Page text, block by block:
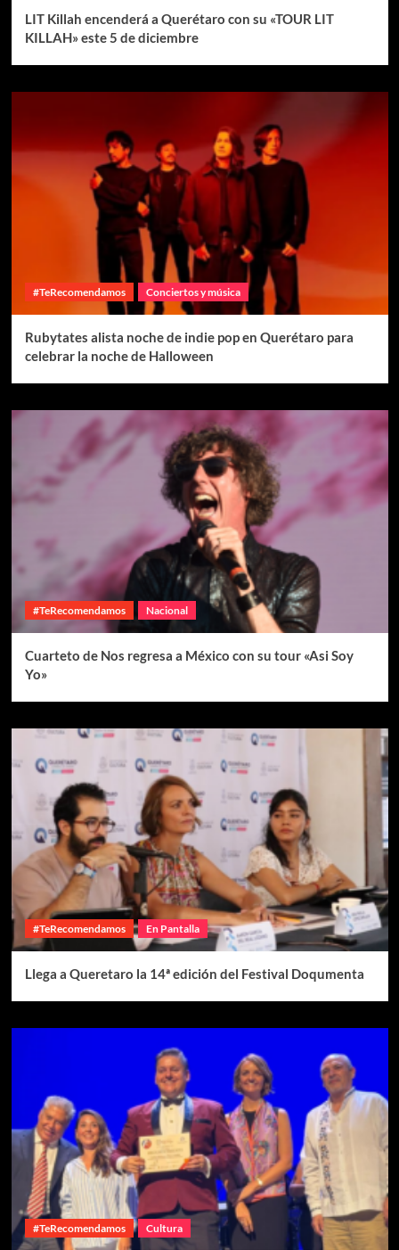
LIT Killah encenderá a Querétaro con su «TOUR LIT
KILLAH» este 5 de diciembre
#TeRecomendamos Conciertos y música
Rubytates alista noche de indie pop en Querétaro para
celebrar la noche de Halloween
#TeRecomendamos Nacional
Cuarteto de Nos regresa a México con su tour «Asi Soy
Yo»
#TeRecomendamos En Pantalla
Llega a Queretaro la 14ª edición del Festival Doqumenta
#TeRecomendamos Cultura